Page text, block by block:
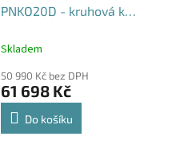
PNKO20D - kruhová k
Skladem
50 990 Kč bez DPH
61 698 Kč
Do košíku